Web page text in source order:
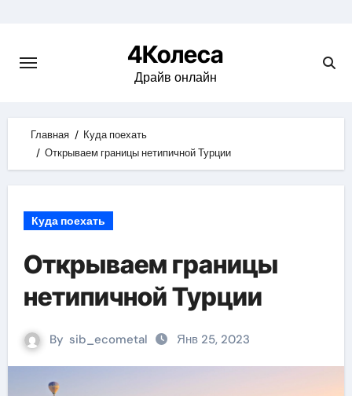
content
4Колеса
Драйв онлайн
Главная
Куда поехать
Открываем границы нетипичной Турции
Куда поехать
Открываем границы
нетипичной Турции
By sib_ecometal Янв 25, 2023